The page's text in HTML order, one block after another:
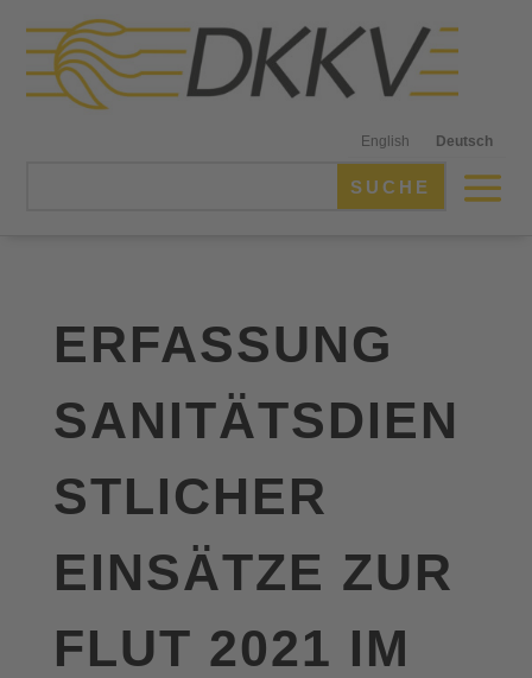
English Deutsch
ERFASSUNG
SANITÄTSDIEN
STLICHER
EINSÄTZE ZUR
FLUT 2021 IM